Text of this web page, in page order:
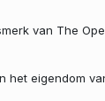
van The
eigendom